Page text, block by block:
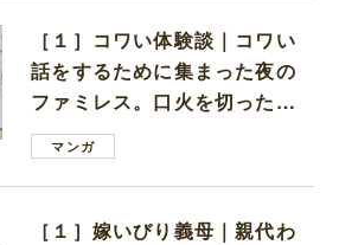
［１］コワい体験談｜コワい
話をするために集まった夜の
ファミレス。口火を切ったの
は電車好きの男の子ママ
マンガ
［１］嫁いびり義母｜親代わ